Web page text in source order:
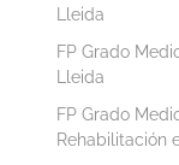
Lleida
FP Grado
Lleida
FP Grado
Rehabilitación